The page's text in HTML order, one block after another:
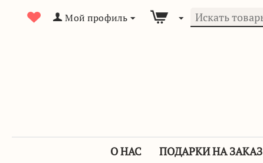
Мой профиль
О НАС ПОДАРКИ НА ЗАКАЗ